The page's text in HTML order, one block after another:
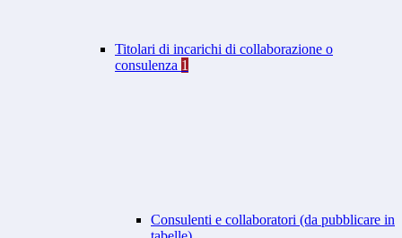
Titolari di incarichi di collaborazione o
consulenza 1
Consulenti e collaboratori (da pubblicare in